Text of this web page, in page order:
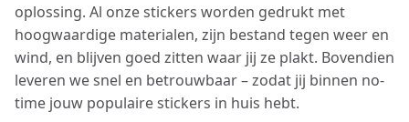
oplossing. Al onze stickers worden gedrukt met
hoogwaardige materialen, zijn bestand tegen weer en
wind, en blijven goed zitten waar jij ze plakt. Bovendien
leveren we snel en betrouwbaar – zodat jij binnen no-
time jouw populaire stickers in huis hebt.